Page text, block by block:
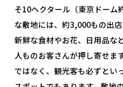
そ10ヘクタール（東京ドーム
な敷地には、約3,000もの出店
新鮮な食材やお花、日用品な
人ものお客さんが押し寄せま
ではなく、観光客も必ずとい